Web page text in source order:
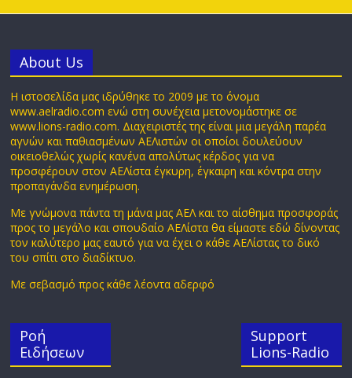
Αbout Us
Η ιστοσελίδα μας ιδρύθηκε το 2009 με το όνομα
www.aelradio.com ενώ στη συνέχεια μετονομάστηκε σε
www.lions-radio.com. Διαχειριστές της είναι μια μεγάλη παρέα
αγνών και παθιασμένων ΑΕΛιστών οι οποίοι δουλεύουν
οικειοθελώς χωρίς κανένα απολύτως κέρδος για να
προσφέρουν στον ΑΕΛίστα έγκυρη, έγκαιρη και κόντρα στην
προπαγάνδα ενημέρωση.
Με γνώμονα πάντα τη μάνα μας ΑΕΛ και το αίσθημα προσφοράς
προς το μεγάλο και σπουδαίο ΑΕΛίστα θα είμαστε εδώ δίνοντας
τον καλύτερο μας εαυτό για να έχει ο κάθε ΑΕΛίστας το δικό
του σπίτι στο διαδίκτυο.
Με σεβασμό προς κάθε λέοντα αδερφό
Ροή
Ειδήσεων
Support
Lions-Radio